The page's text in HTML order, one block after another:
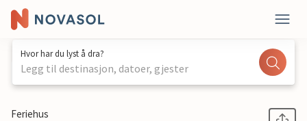
Hvor har du lyst å dra?
Legg til destinasjon, datoer, gjester
1 / 20
Feriehus